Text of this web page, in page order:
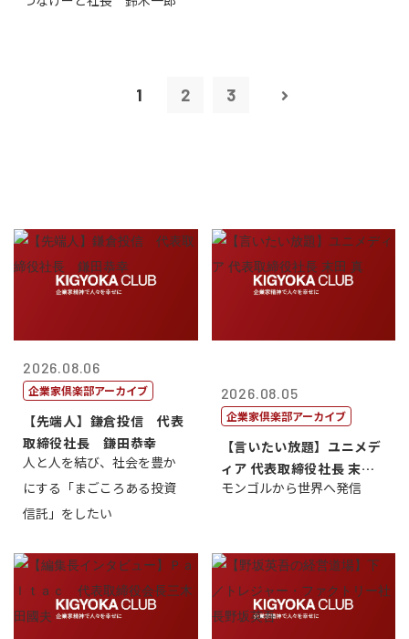
1 2 3
2026.08.06
企業家倶楽部アーカイブ
【先端人】鎌倉投信 代表
取締役社長 鎌田恭幸
人と人を結び、社会を豊か
にする「まごころある投資
信託」をしたい
2026.08.05
企業家倶楽部アーカイブ
【言いたい放題】ユニメデ
ィア 代表取締役社長 末田
真
モンゴルから世界へ発信